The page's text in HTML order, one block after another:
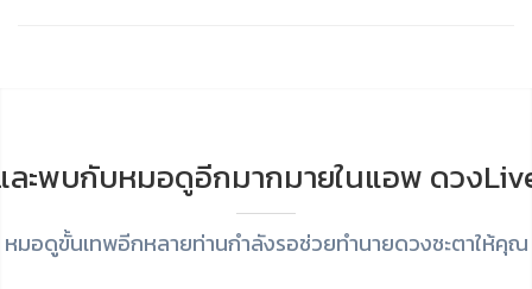
ละพบกับหมอดูอีกมากมายในแอพ ดวง
หมอดูขั้นเทพอีกหลายท่านกำลังรอช่วยทำนายดวงชะตาให้คุณ